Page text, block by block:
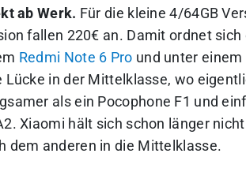
ab Werk. Für die kleine 4/64GB
fallen 220€ an. Damit ordnet
Redmi Note 6 Pro und unter einem
Lücke in der Mittelklasse, wo
als ein Pocophone F1 und
Xiaomi hält sich schon länger
dem anderen in die Mittelklasse.